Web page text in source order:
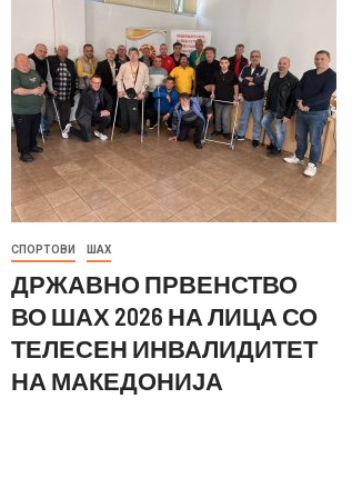
СПОРТОВИ ШАХ
ДРЖАВНО ПРВЕНСТВО
ВО ШАХ 2026 НА ЛИЦА СО
ТЕЛЕСЕН ИНВАЛИДИТЕТ
НА МАКЕДОНИЈА